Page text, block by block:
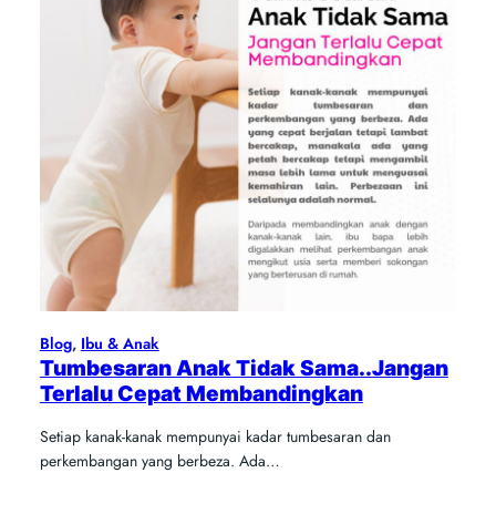
Blog, Ibu & Anak
Tumbesaran Anak Tidak Sama..Jangan
Terlalu Cepat Membandingkan
Setiap kanak-kanak mempunyai kadar tumbesaran dan
perkembangan yang berbeza. Ada…